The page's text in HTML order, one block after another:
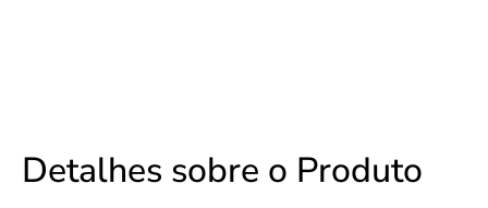
Detalhes sobre o Produto